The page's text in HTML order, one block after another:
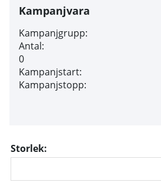
Kampanjvara
Kampanjgrupp:
Antal:
0
Kampanjstart:
Kampanjstopp:
Storlek: